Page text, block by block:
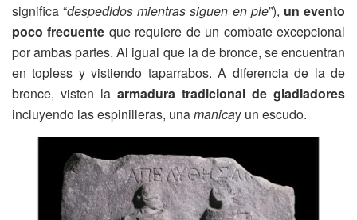
significa “despedidos mientras siguen en pie”), un evento
poco frecuente que requiere de un combate excepcional
por ambas partes. Al igual que la de bronce, se encuentran
en topless y vistiendo taparrabos. A diferencia de la de
bronce, visten la armadura tradicional de gladiadores
incluyendo las espinilleras, unamanicay un escudo.